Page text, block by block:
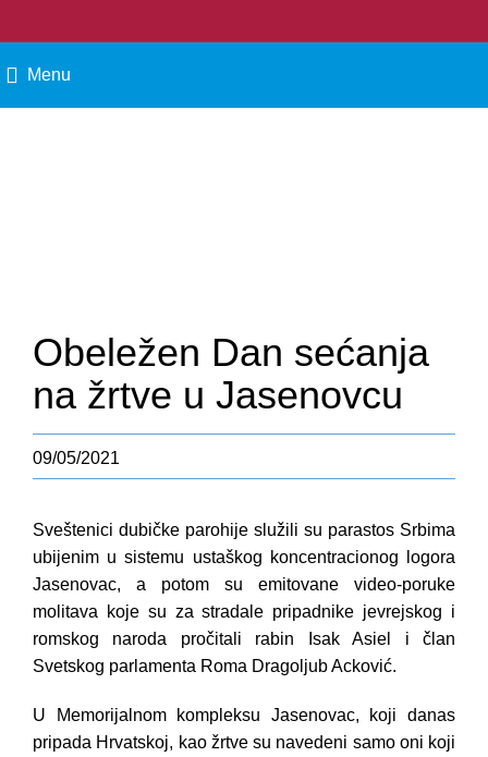
Menu
Obeležen Dan sećanja
na žrtve u Jasenovcu
09/05/2021
Sveštenici dubičke parohije služili su parastos Srbima
ubijenim u sistemu ustaškog koncentracionog logora
Jasenovac, a potom su emitovane video-poruke
molitava koje su za stradale pripadnike jevrejskog i
romskog naroda pročitali rabin Isak Asiel i član
Svetskog parlamenta Roma Dragoljub Acković.
U Memorijalnom kompleksu Jasenovac, koji danas
pripada Hrvatskoj, kao žrtve su navedeni samo oni koji